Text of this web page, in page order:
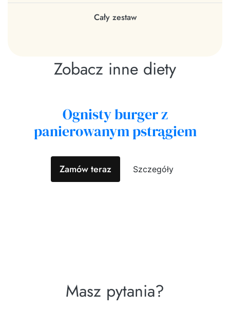
Cały zestaw
Zobacz inne diety
Ognisty burger z
panierowanym pstrągiem
Zamów teraz Szczegóły
Masz pytania?